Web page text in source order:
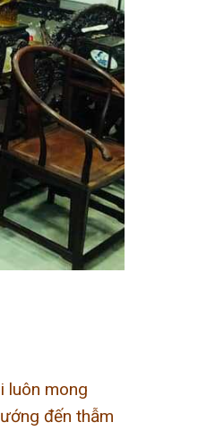
luôn mong
đến thẫm